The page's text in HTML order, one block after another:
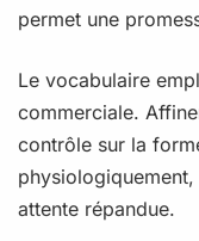
permet une
Le vocabulaire
commerciale.
contrôle sur la
attente répandue.